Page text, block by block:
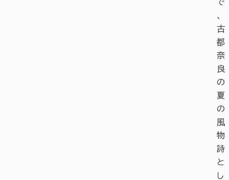
で
、
古
都
奈
良
の
夏
の
風
物
詩
と
し